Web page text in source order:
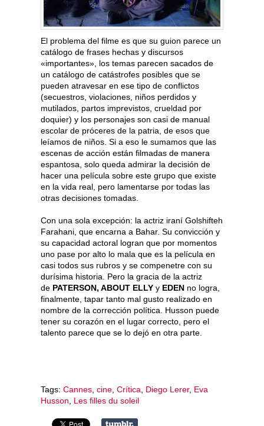
El problema del filme es que su guion parece un
catálogo de frases hechas y discursos
«importantes», los temas parecen sacados de
un catálogo de catástrofes posibles que se
pueden atravesar en ese tipo de conflictos
(secuestros, violaciones, niños perdidos y
mutilados, partos imprevistos, crueldad por
doquier) y los personajes son casi de manual
escolar de próceres de la patria, de esos que
leíamos de niños. Si a eso le sumamos que las
escenas de acción están filmadas de manera
espantosa, solo queda admirar la decisión de
hacer una película sobre este grupo que existe
en la vida real, pero lamentarse por todas las
otras decisiones tomadas.
Con una sola excepción: la actriz iraní Golshifteh
Farahani, que encarna a Bahar. Su convicción y
su capacidad actoral logran que por momentos
uno pase por alto lo mala que es la película en
casi todos sus rubros y se compenetre con su
durísima historia. Pero la gracia de la actriz
de PATERSON, ABOUT ELLY y EDEN no logra,
finalmente, tapar tanto mal gusto realizado en
nombre de la corrección política. Husson puede
tener su corazón en el lugar correcto, pero el
talento parece que se lo dejó en otra parte.
Tags: Cannes cine Crítica Diego Lerer, Eva
Husson
Les filles du soleil